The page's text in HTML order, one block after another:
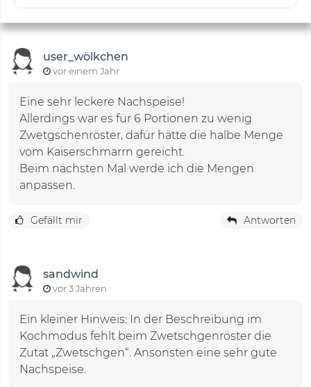
user_wölkchen
vor einem Jahr
Eine sehr leckere Nachspeise!
Allerdings war es für 6 Portionen zu wenig
Zwetgschenröster, dafür hätte die halbe Menge
vom Kaiserschmarrn gereicht.
Beim nächsten Mal werde ich die Mengen
anpassen.
Gefällt mir Antworten
sandwind
vor 3 Jahren
Ein kleiner Hinweis: In der Beschreibung im
Kochmodus fehlt beim Zwetschgenröster die
Zutat „Zwetschgen“. Ansonsten eine sehr gute
Nachspeise.